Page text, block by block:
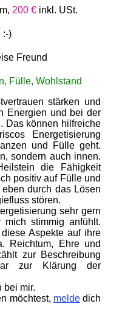
200 €inkl. USt.
:-)
Freund
Fülle, Wohlstand
stärken und
Energien und bei der
Das können hilfreiche
Energetisierung
und Fülle geht.
sondern auch innen.
die Fähigkeit
positiv auf Fülle und
durch das Lösen
stören.
sehr gern
stimmig anfühlt.
Aspekte auf ihre
Reichtum, Ehre und
zur Beschreibung
zur Klärung der
bei mir.
möchtest, meldedich